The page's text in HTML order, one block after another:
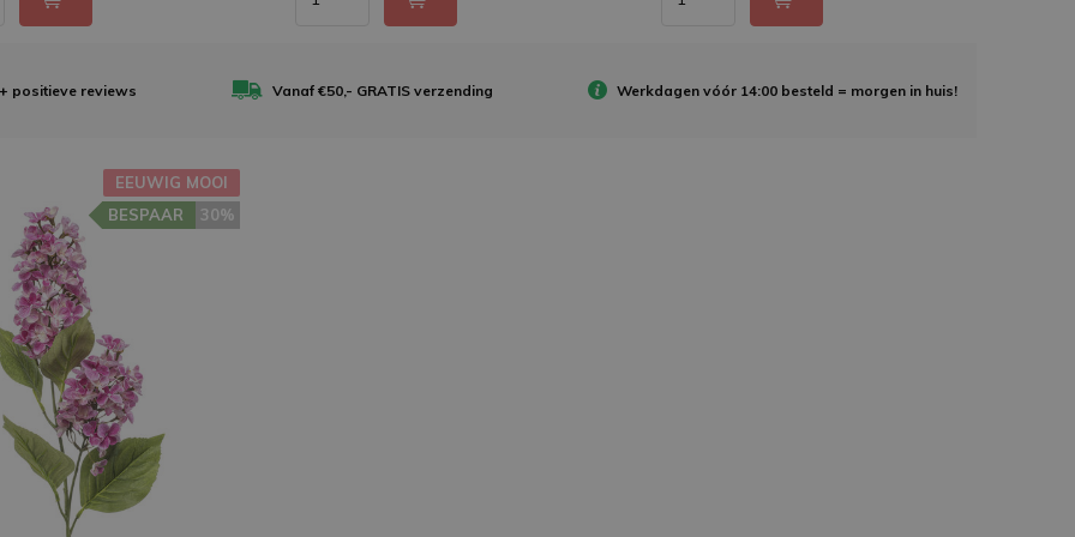
positieve reviews Vanaf €50,- GRATIS verzending Werkdagen vóór 14:00 besteld = morgen in huis!
EEUWIG MOOI
30%
BESPAAR